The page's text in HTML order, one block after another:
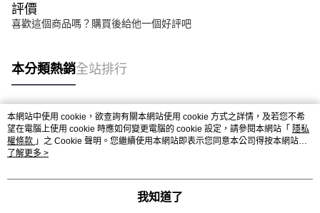
評價
喜歡這個商品嗎？購買後給他一個好評吧
本分類熱銷全站排行
熱門標籤
本網站中使用 cookie，欲查詢有關本網站使用 cookie 方式之詳情，及若您不希
望在電腦上使用 cookie 時應如何變更電腦的 cookie 設定，請參閱本網站「 隱私
權條款 」之 Cookie 聲明。您繼續使用本網站即表示您同意本公司得按本網站使
用條款之 Cookie 聲明使用 cookie。
了解更多 >
我知道了